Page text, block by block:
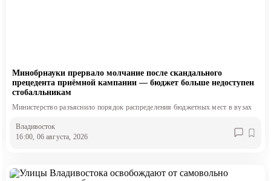
Минобрнауки прервало молчание после скандального
прецедента приёмной кампании — бюджет больше недоступен
стобалльникам
Министерство разъяснило порядок распределения бюджетных мест в вузах
Владивосток
16:00, 06 августа, 2026